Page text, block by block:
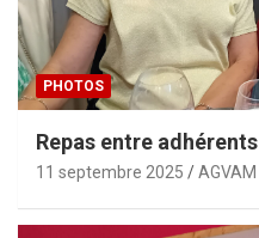
PHOTOS
Repas entre adhérents
11 septembre 2025 AGVAM